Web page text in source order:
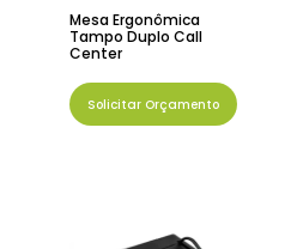
Mesa Ergonômica
Tampo Duplo Call
Center
Solicitar Orçamento